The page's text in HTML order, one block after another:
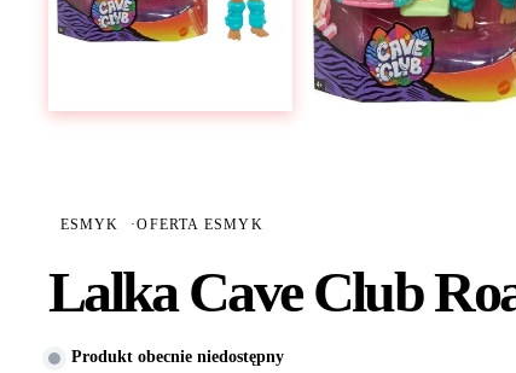
ESMYK ·OFERTA ESMYK
Lalka Cave Club
Produkt obecnie niedostępny